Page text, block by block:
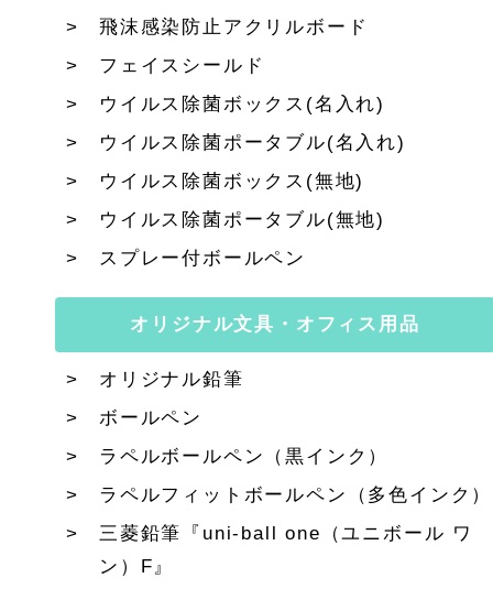
飛沫感染防止アクリルボード
フェイスシールド
ウイルス除菌ボックス(名入れ)
ウイルス除菌ポータブル(名入れ)
ウイルス除菌ボックス(無地)
ウイルス除菌ポータブル(無地)
スプレー付ボールペン
オリジナル文具・オフィス用品
オリジナル鉛筆
ボールペン
ラペルボールペン（黒インク）
ラペルフィットボールペン（多色インク）
三菱鉛筆『uni-ball one（ユニボール ワ
ン）F』